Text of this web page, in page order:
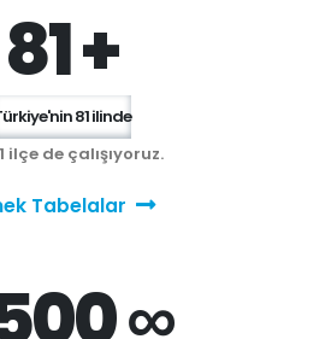
81 +
81 ilinde
ilçe de çalışıyoruz.
Tabelalar
∞